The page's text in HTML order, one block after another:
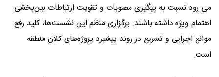
می رود نسبت به پیگیری مصوبات و تقویت ارتباطات بین‌بخشی
اهتمام ویژه داشته باشند. برگزاری منظم این نشست‌ها، کلید رفع
موانع اجرایی و تسریع در روند پیشبرد پروژه‌های کلان منطقه
است.